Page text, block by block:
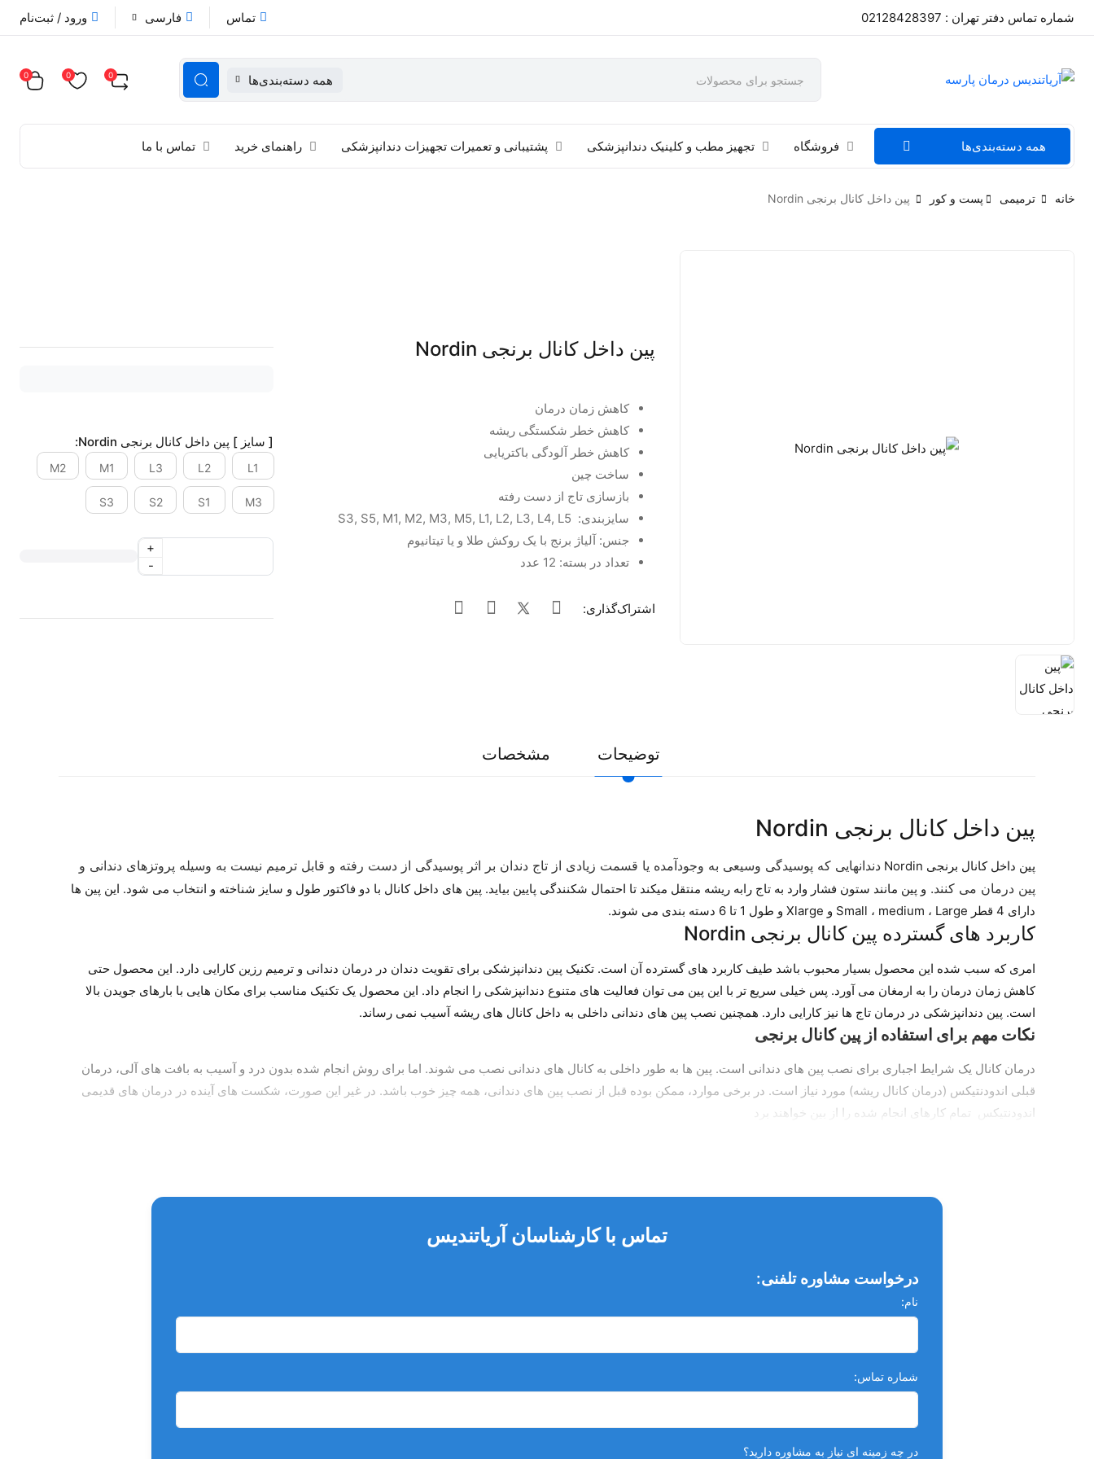
شماره تماس دفتر تهران : 02128428397 تماس فارسی ورود / ثبت‌نام
همه دسته‌بندی‌ها 0
0
0
همه دسته‌بندی‌ها فروشگاه تجهیز مطب و کلینیک دندانپزشکی پشتیبانی و تعمیرات تجهیزات دندانپزشکی راهنمای خرید تماس با ما
خانه ترمیمی پست و کور پین داخل کانال برنجی Nordin
پین داخل کانال برنجی Nordin
کاهش زمان درمان
کاهش خطر شکستگی ریشه
کاهش خطر آلودگی باکتریایی
ساخت چین
بازسازی تاج از دست رفته
سایزبندی: S3, S5, M1, M2, M3, M5, L1, L2, L3, L4, L5
جنس: آلیاژ برنج با یک روکش طلا و یا تیتانیوم
تعداد در بسته: 12 عدد
اشتراک‌گذاری:
[ سایز ] پین داخل کانال برنجی Nordin:
L1
L2
L3
M1
M2
M3
S1
S2
S3
-
+
توضیحات مشخصات
پین داخل کانال برنجی Nordin
پین داخل کانال برنجی Nordin
دندانهایی که پوسیدگی وسیعی به وجودآمده یا قسمت زیادی از تاج دندان بر اثر پوسیدگی از دست رفته و قابل ترمیم نیست به وسیله پروتزهای دندانی و
پین درمان می کنند. و پین مانند ستون فشار وارد به تاج رابه ریشه منتقل میکند تا احتمال شکنندگی پایین بیاید. پین های داخل کانال با دو فاکتور طول و سایز شناخته و انتخاب می شود. این پین ها
دارای 4 قطر Small ، medium ، Large و Xlarge و طول 1 تا 6 دسته بندی می شوند.
کاربرد های گسترده پین کانال برنجی Nordin
امری که سبب شده این محصول بسیار محبوب باشد طیف کاربرد های گسترده آن است. تکنیک پین دندانپزشکی برای تقویت دندان در درمان دندانی و ترمیم رزین کارایی دارد. این محصول حتی
کاهش زمان درمان را به ارمغان می آورد. پس خیلی سریع تر با این پین می توان فعالیت های متنوع دندانپزشکی را انجام داد. این محصول یک تکنیک مناسب برای مکان هایی با بارهای جویدن بالا
است. پین دندانپزشکی در درمان تاج ها نیز کارایی دارد. همچنین نصب پین های دندانی داخلی به داخل کانال های ریشه آسیب نمی رساند.
نکات مهم برای استفاده از پین کانال برنجی
درمان کانال یک شرایط اجباری برای نصب پین های دندانی است. پین ها به طور داخلی به کانال های دندانی نصب می شوند. اما برای روش انجام شده بدون درد و آسیب به بافت های آلی، درمان
قبلی اندودنتیکس (درمان کانال ریشه) مورد نیاز است. در برخی موارد، ممکن بوده قبل از نصب پین های دندانی، همه چیز خوب باشد. در غیر این صورت، شکست های آینده در درمان های قدیمی
اندودنتیکس تمام کارهای انجام شده را از بین خواهند برد
تماس با کارشناسان آریاتندیس
درخواست مشاوره تلفنی:
نام:
شماره تماس:
در چه زمینه ای نیاز به مشاوره دارید؟